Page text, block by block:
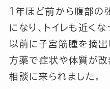
1年ほど前から腹部の
になり、トイレも近く
以前に子宮筋腫を摘出
方薬で症状や体質が
相談に来られました。